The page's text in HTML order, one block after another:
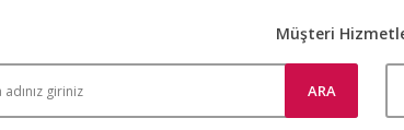
Müşteri
ARA